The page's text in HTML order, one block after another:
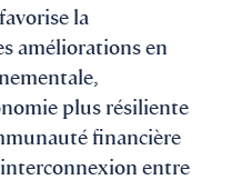
la
améliorations en
plus résiliente
financière
entre